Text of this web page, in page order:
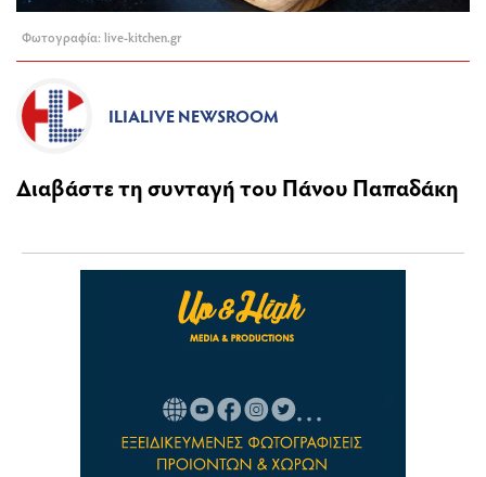
Φωτογραφία: live-kitchen.gr
ILIALIVE NEWSROOM
Διαβάστε τη συνταγή του Πάνου Παπαδάκη